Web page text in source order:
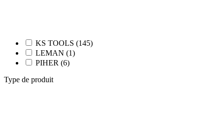
KS TOOLS (145)
LEMAN (1)
PIHER (6)
Type de produit